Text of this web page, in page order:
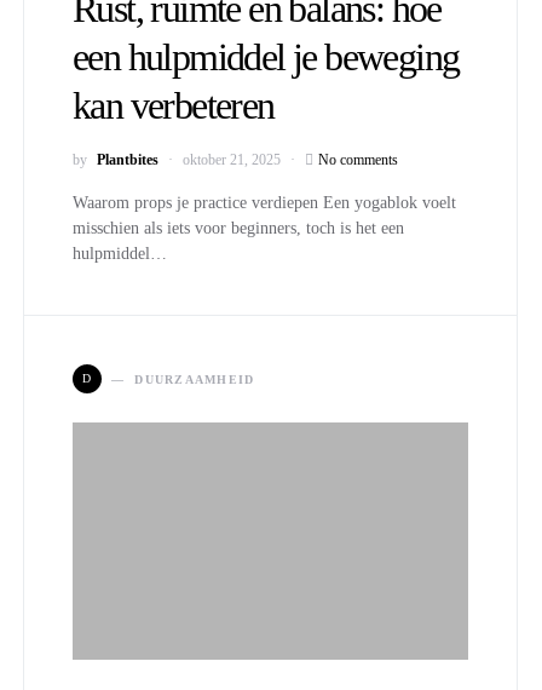
een hulpmiddel je beweging
kan verbeteren
by Plantbites oktober 21, 2025 No comments
Waarom props je practice verdiepen Een yogablok voelt
misschien als iets voor beginners, toch is het een
hulpmiddel…
D DUURZAAMHEID